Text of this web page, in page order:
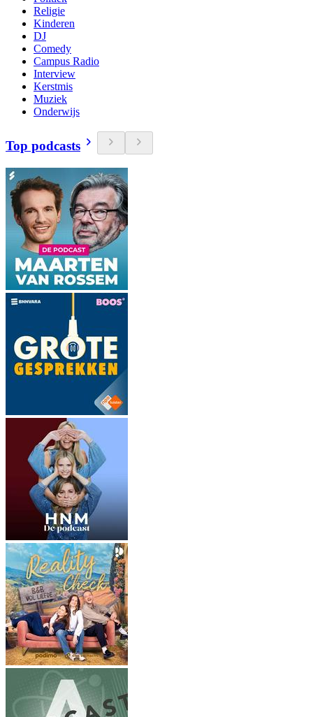
Religie
Kinderen
DJ
Comedy
Campus Radio
Interview
Kerstmis
Muziek
Onderwijs
Top podcasts